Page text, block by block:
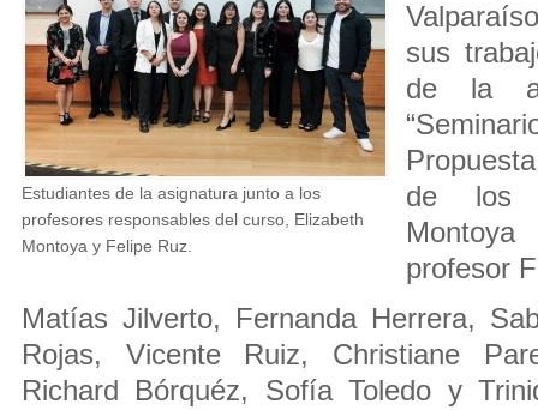
Estudiantes de la asignatura junto a los
profesores responsables del curso, Elizabeth
Montoya y Felipe Ruz.
sus
de la
de los
profesor
Matías Jilverto, Fernanda Herrera,
Rojas, Vicente Ruiz, Christiane
Richard Bórquéz, Sofía Toledo y